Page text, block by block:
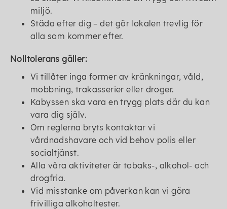
miljö.
Städa efter dig – det gör lokalen trevlig för
alla som kommer efter.
Nolltolerans gäller:
Vi tillåter inga former av kränkningar, våld,
mobbning, trakasserier eller droger.
Kabyssen ska vara en trygg plats där du kan
vara dig själv.
Om reglerna bryts kontaktar vi
vårdnadshavare och vid behov polis eller
socialtjänst.
Alla våra aktiviteter är tobaks-, alkohol- och
drogfria.
Vid misstanke om påverkan kan vi göra
frivilliga alkoholtester.